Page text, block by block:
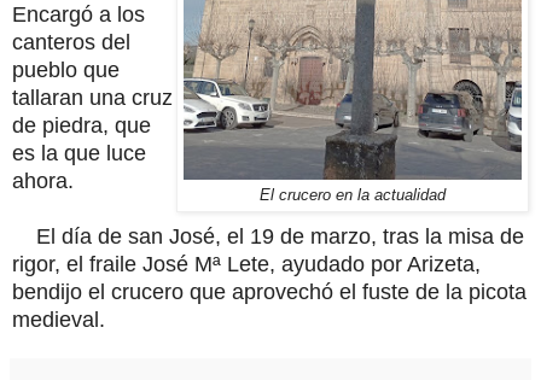
El crucero en la actualidad
Encargó a los
canteros del
pueblo que
tallaran una cruz
de piedra, que
es la que luce
ahora.
El día de san José, el 19 de marzo, tras la misa de
rigor, el fraile José Mª Lete, ayudado por Arizeta,
bendijo el crucero que aprovechó el fuste de la picota
medieval.